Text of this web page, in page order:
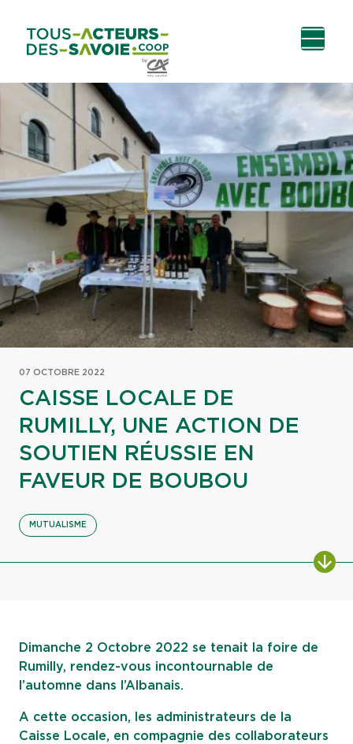
contenu
principal
07 OCTOBRE 2022
CAISSE LOCALE DE
RUMILLY, UNE ACTION DE
SOUTIEN RÉUSSIE EN
FAVEUR DE BOUBOU
MUTUALISME
Dimanche 2 Octobre 2022 se tenait la foire de
Rumilly, rendez-vous incontournable de
l’automne dans l’Albanais.
A cette occasion, les administrateurs de la
Caisse Locale, en compagnie des collaborateurs